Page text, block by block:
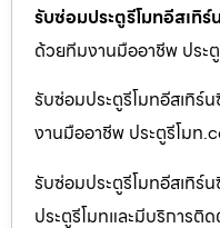
รับซ่อมประตูรีโมทอีสเทิ
ด้วยทีมงานมืออาชีพ ประ
รับซ่อมประตูรีโมทอีสเทิร์
งานมืออาชีพ ประตูรีโมท
รับซ่อมประตูรีโมทอีสเทิ
ประตูรีโมทและมีบริการติ